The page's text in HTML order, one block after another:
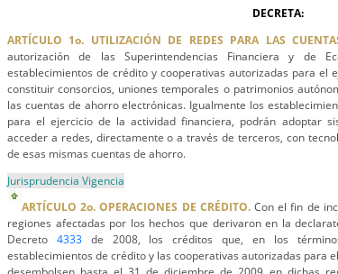
DECRETA:
ARTÍCULO 1o. UTILIZACIÓN DE REDES PARA LAS
autorización de las Superintendencias Financiera y de
establecimientos de crédito y cooperativas autorizadas para el
constituir consorcios, uniones temporales o patrimonios
las cuentas de ahorro electrónicas. Igualmente los
para el ejercicio de la actividad financiera, podrán adoptar
acceder a redes, directamente o a través de terceros, con
de esas mismas cuentas de ahorro.
Jurisprudencia Vigencia
ARTÍCULO 2o. OPERACIONES DE CRÉDITO.Con el fin de
regiones afectadas por los hechos que derivaron en la
Decreto 4333de 2008, los créditos que, en los
establecimientos de crédito y las cooperativas autorizadas para